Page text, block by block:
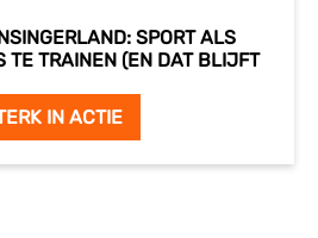
SPORT ALS
TE TRAINEN (EN DAT BLIJFT
IN ACTIE